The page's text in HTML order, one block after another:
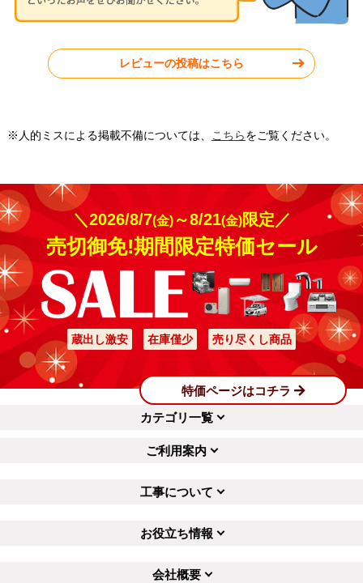
東京都町田市 東京都小平市
工事実績をもっと見る
レビューの投稿はこちら
※人的ミスによる掲載不備については、 こちらをご覧ください。
＼2026/8/7(金)～8/21(金)限定／
売切御免!期間限定特価セール
蔵出し激安 在庫僅少 売り尽くし商品
特価ページはコチラ
カテゴリ一覧
ご利用案内
工事について
お役立ち情報
会社概要